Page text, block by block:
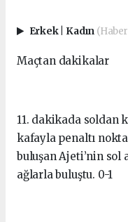
Erkek Kadın
Maçtan dakikalar
11. dakikada soldan
kafayla penaltı
buluşan Ajeti’nin sol
ağlarla buluştu. 0-1